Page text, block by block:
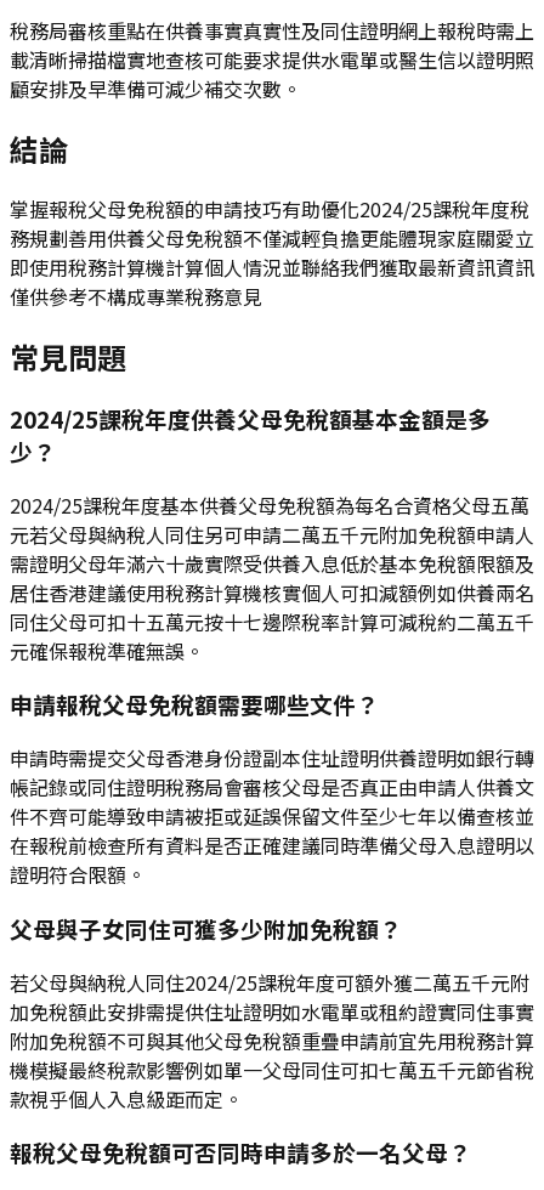
稅務局審核重點在供養事實真實性及同住證明網上報稅時需上
載清晰掃描檔實地查核可能要求提供水電單或醫生信以證明照
顧安排及早準備可減少補交次數。
結論
掌握報稅父母免稅額的申請技巧有助優化2024/25課稅年度稅
務規劃善用供養父母免稅額不僅減輕負擔更能體現家庭關愛立
即使用稅務計算機計算個人情況並聯絡我們獲取最新資訊資訊
僅供參考不構成專業稅務意見
常見問題
2024/25課稅年度供養父母免稅額基本金額是多
少？
2024/25課稅年度基本供養父母免稅額為每名合資格父母五萬
元若父母與納稅人同住另可申請二萬五千元附加免稅額申請人
需證明父母年滿六十歲實際受供養入息低於基本免稅額限額及
居住香港建議使用稅務計算機核實個人可扣減額例如供養兩名
同住父母可扣十五萬元按十七邊際稅率計算可減稅約二萬五千
元確保報稅準確無誤。
申請報稅父母免稅額需要哪些文件？
申請時需提交父母香港身份證副本住址證明供養證明如銀行轉
帳記錄或同住證明稅務局會審核父母是否真正由申請人供養文
件不齊可能導致申請被拒或延誤保留文件至少七年以備查核並
在報稅前檢查所有資料是否正確建議同時準備父母入息證明以
證明符合限額。
父母與子女同住可獲多少附加免稅額？
若父母與納稅人同住2024/25課稅年度可額外獲二萬五千元附
加免稅額此安排需提供住址證明如水電單或租約證實同住事實
附加免稅額不可與其他父母免稅額重疊申請前宜先用稅務計算
機模擬最終稅款影響例如單一父母同住可扣七萬五千元節省稅
款視乎個人入息級距而定。
報稅父母免稅額可否同時申請多於一名父母？